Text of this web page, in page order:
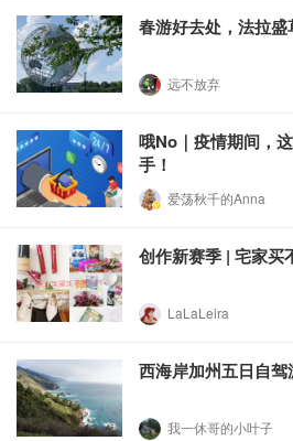
春游好去处，法拉盛
远不放弃
哦No｜疫情期间，
手！
爱荡秋千的Anna
创作新赛季 | 宅家买
LaLaLeira
西海岸加州五日自驾
我一休哥的小叶子